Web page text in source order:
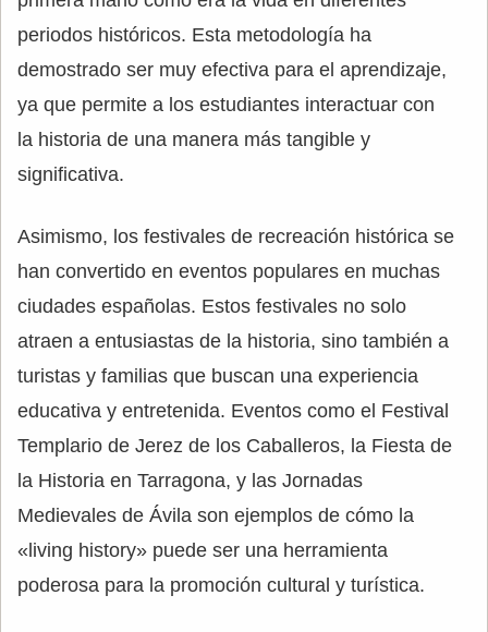
periodos históricos. Esta metodología ha
demostrado ser muy efectiva para el aprendizaje,
ya que permite a los estudiantes interactuar con
la historia de una manera más tangible y
significativa.
Asimismo, los festivales de recreación histórica se
han convertido en eventos populares en muchas
ciudades españolas. Estos festivales no solo
atraen a entusiastas de la historia, sino también a
turistas y familias que buscan una experiencia
educativa y entretenida. Eventos como el Festival
Templario de Jerez de los Caballeros, la Fiesta de
la Historia en Tarragona, y las Jornadas
Medievales de Ávila son ejemplos de cómo la
«living history» puede ser una herramienta
poderosa para la promoción cultural y turística.